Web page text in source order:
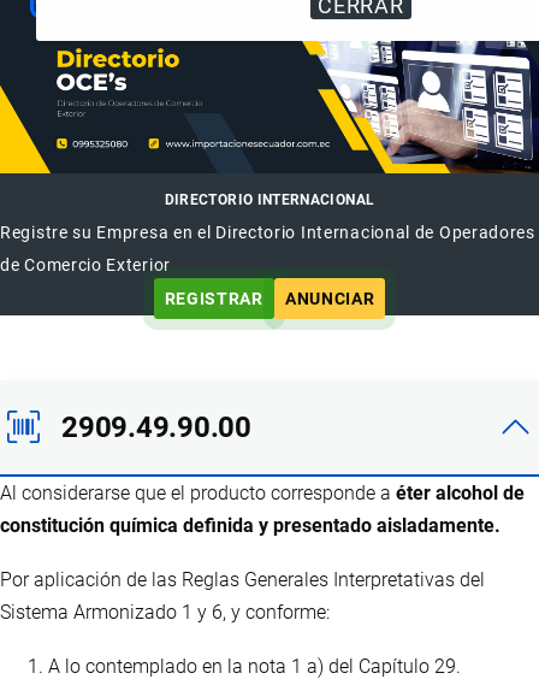
CERRAR
DIRECTORIO INTERNACIONAL
Registre su Empresa en el Directorio Internacional de Operadores
de Comercio Exterior
REGISTRAR
ANUNCIAR
2909.49.90.00
Al considerarse que el producto corresponde a éter alcohol de
constitución química definida y presentado aisladamente.
Por aplicación de las Reglas Generales Interpretativas del
Sistema Armonizado 1 y 6, y conforme:
A lo contemplado en la nota 1 a) del Capítulo 29.